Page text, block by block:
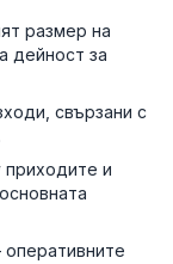
размер на
дейност за
свързани с
и